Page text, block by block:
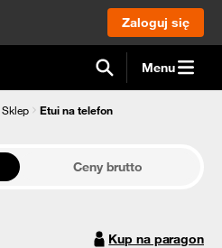
Zaloguj się
Menu
Sklep Etui na telefon
Ceny brutto
Kup na paragon